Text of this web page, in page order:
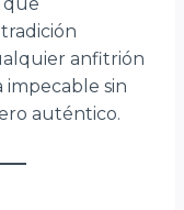
anfitrión
sin
auténtico.